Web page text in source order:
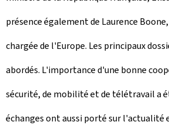
présence également de Laurence
chargée de l'Europe. Les principaux
abordés. L'importance d'une bonne
sécurité, de mobilité et de télétravail a
échanges ont aussi porté sur l'actualité